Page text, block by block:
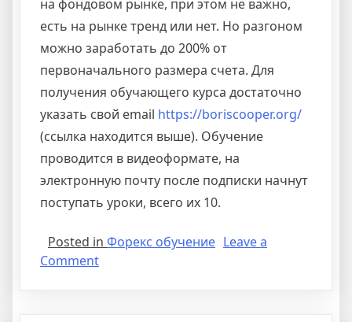
на фондовом рынке, при этом не важно,
есть на рынке тренд или нет. Но разгоном
можно заработать до 200% от
первоначального размера счета. Для
получения обучающего курса достаточно
указать свой email https://boriscooper.org/
(ссылка находится выше). Обучение
проводится в видеоформате, на
электронную почту после подписки начнут
поступать уроки, всего их 10.
Posted in Форекс обучение Leave a
Commenton